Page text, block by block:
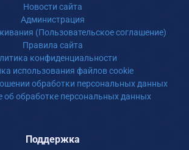
Новости сайта
Администрация
(Пользовательское соглашение)
Правила сайта
конфиденциальности
использования файлов cookie
обработки персональных данных
об обработке персональных данных
Поддержка